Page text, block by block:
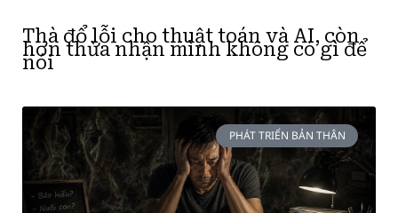
Thà đổ lỗi cho thuật toán và AI, còn
hơn thừa nhận mình không có gì để
nói
PHÁT TRIỂN BẢN THÂN